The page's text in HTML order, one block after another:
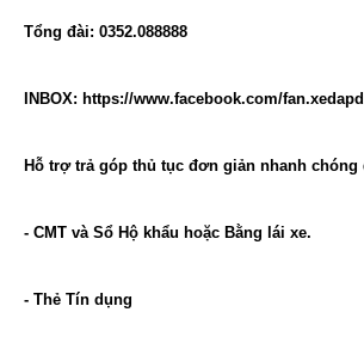
Tổng đài: 0352.088888
INBOX: https://www.facebook.com/
Hỗ trợ trả góp thủ tục đơn giản nhanh
- CMT và Sổ Hộ khẩu hoặc Bằng lái xe.
- Thẻ Tín dụng